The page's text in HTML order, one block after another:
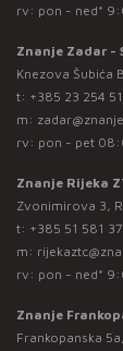
rv: pon - ned*
Znanje Zadar -
Knezova Šubića
t: +385 23 254
m:
rv: pon - pet
Znanje Rijeka
Zvonimirova 3,
t: +385 51 581
m:
rv: pon - ned*
Znanje
Frankopanska